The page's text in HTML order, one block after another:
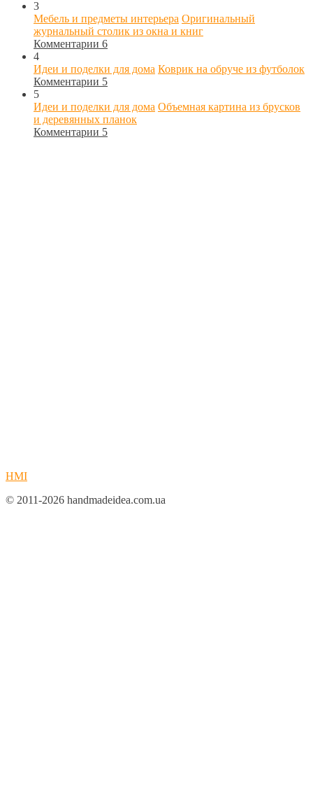
3
Мебель и предметы интерьера Оригинальный
журнальный столик из окна и книг
Комментарии 6
4
Идеи и поделки для дома Коврик на обруче из футболок
Комментарии 5
5
Идеи и поделки для дома Объемная картина из брусков
и деревянных планок
Комментарии 5
HMI
© 2011-2026 handmadeidea.com.ua